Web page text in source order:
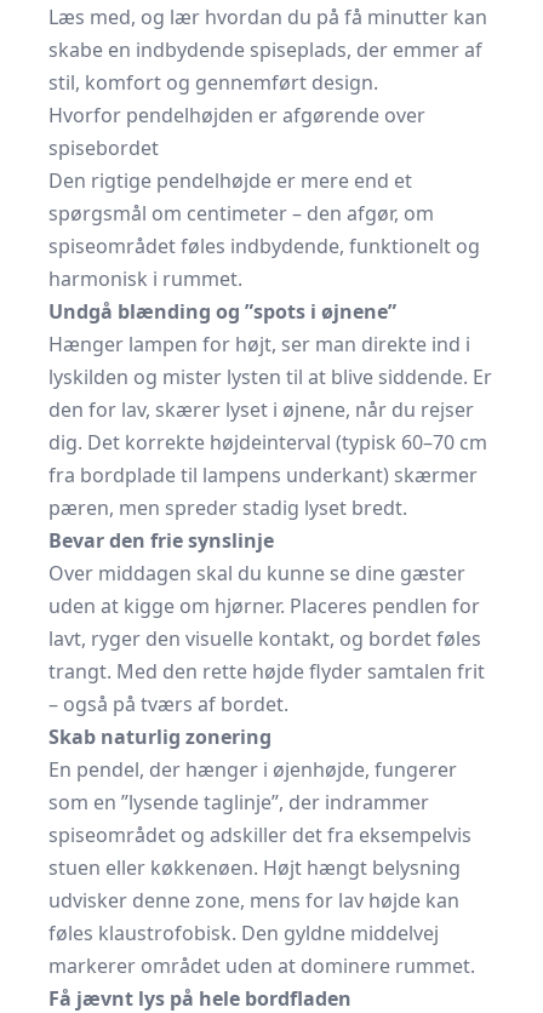
Læs med, og lær hvordan du på få minutter kan
skabe en indbydende spiseplads, der emmer af
stil, komfort og gennemført design.
Hvorfor pendelhøjden er afgørende over
spisebordet
Den rigtige pendelhøjde er mere end et
spørgsmål om centimeter – den afgør, om
spiseområdet føles indbydende, funktionelt og
harmonisk i rummet.
Undgå blænding og ”spots i øjnene”
Hænger lampen for højt, ser man direkte ind i
lyskilden og mister lysten til at blive siddende. Er
den for lav, skærer lyset i øjnene, når du rejser
dig. Det korrekte højdeinterval (typisk 60–70 cm
fra bordplade til lampens underkant) skærmer
pæren, men spreder stadig lyset bredt.
Bevar den frie synslinje
Over middagen skal du kunne se dine gæster
uden at kigge om hjørner. Placeres pendlen for
lavt, ryger den visuelle kontakt, og bordet føles
trangt. Med den rette højde flyder samtalen frit
– også på tværs af bordet.
Skab naturlig zonering
En pendel, der hænger i øjenhøjde, fungerer
som en ”lysende taglinje”, der indrammer
spiseområdet og adskiller det fra eksempelvis
stuen eller køkkenøen. Højt hængt belysning
udvisker denne zone, mens for lav højde kan
føles klaustrofobisk. Den gyldne middelvej
markerer området uden at dominere rummet.
Få jævnt lys på hele bordfladen